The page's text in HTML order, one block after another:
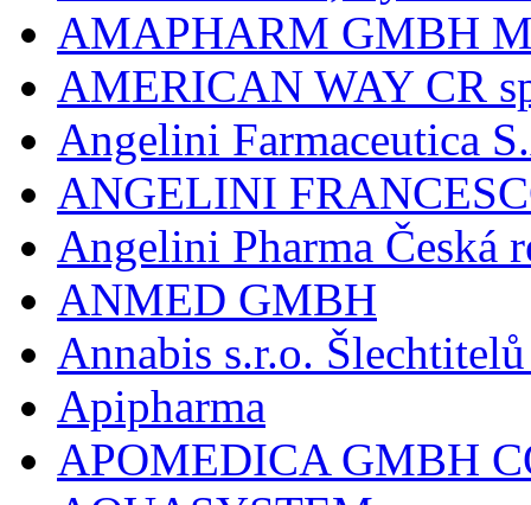
AMAPHARM GMBH
AMERICAN WAY CR
Angelini Farmaceutica
ANGELINI
Angelini Pharma Česká
ANMED GMBH
Annabis s.r.o.
Apipharma
APOMEDICA GMBH